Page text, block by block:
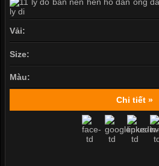
Vải:
Size:
Màu:
Chi tiết »